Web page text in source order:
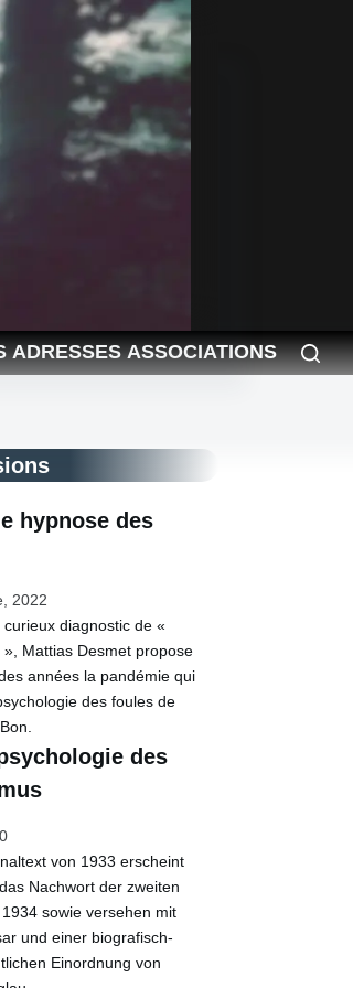
ADRESSES ASSOCIATIONS
hypnose des
2022
diagnostic de «
Mattias Desmet propose
années la pandémie qui
des foules de
des
von 1933 erscheint
Nachwort der zweiten
sowie versehen mit
und einer biografisch-
Einordnung von